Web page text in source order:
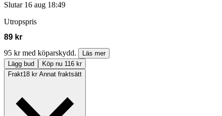
Slutar 16 aug 18:49
Utropspris
89 kr
95 kr med köparskydd.
Läs mer
Lägg bud
Köp nu 116 kr
Frakt18 kr Annat fraktsätt